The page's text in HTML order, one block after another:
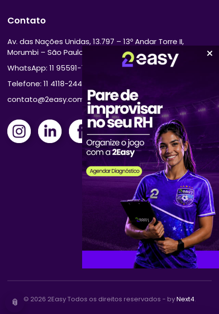
Contato
Av. das Nações Unidas, 13.797 – 13º Andar Torre II,
Morumbi – São Paulo/SP 04794-000
WhatsApp: 11 95591-7870
Telefone: 11 4118-2444
contato@2easy.com.br
© 2026 2Easy Todos os direitos reservados - byNext4.
📎